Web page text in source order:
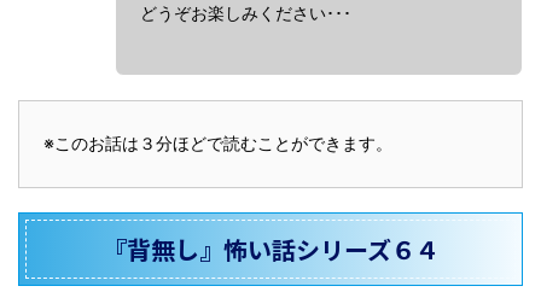
どうぞお楽しみください･･･
※このお話は３分ほどで読むことができます。
『背無し』怖い話シリーズ６４